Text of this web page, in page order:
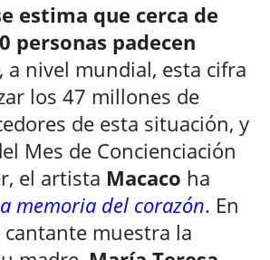
estima que cerca de
personas padecen
a nivel mundial, esta cifra
los 47 millones de
de esta situación, y
Mes de Concienciación
el artista Macaco ha
memoria del corazón. En
cantante muestra la